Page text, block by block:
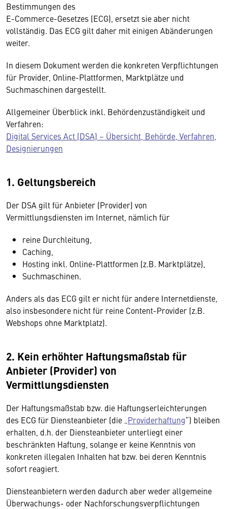
Bestimmungen des
E-Commerce-Gesetzes (ECG), ersetzt sie aber nicht
vollständig. Das ECG gilt daher mit einigen Abänderungen
weiter.
In diesem Dokument werden die konkreten Verpflichtungen
für Provider, Online-Plattformen, Marktplätze und
Suchmaschinen dargestellt.
Allgemeiner Überblick inkl. Behördenzuständigkeit und
Verfahren:
Digital Services Act (DSA) – Übersicht, Behörde, Verfahren,
Designierungen
1. Geltungsbereich
Der DSA gilt für Anbieter (Provider) von
Vermittlungsdiensten im Internet, nämlich für
reine Durchleitung,
Caching,
Hosting inkl. Online-Plattformen (z.B. Marktplätze),
Suchmaschinen.
Anders als das ECG gilt er nicht für andere Internetdienste,
also insbesondere nicht für reine Content-Provider (z.B.
Webshops ohne Marktplatz).
2. Kein erhöhter Haftungsmaßstab für
Anbieter (Provider) von
Vermittlungsdiensten
Der Haftungsmaßstab bzw. die Haftungserleichterungen
des ECG für Diensteanbieter (die „ Providerhaftung“) bleiben
erhalten, d.h. der Diensteanbieter unterliegt einer
beschränkten Haftung, solange er keine Kenntnis von
konkreten illegalen Inhalten hat bzw. bei deren Kenntnis
sofort reagiert.
Diensteanbietern werden dadurch aber weder allgemeine
Überwachungs- oder Nachforschungsverpflichtungen